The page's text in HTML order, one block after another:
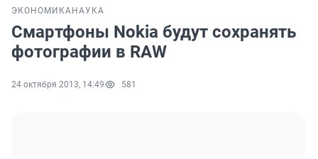
ЭКОНОМИКА НАУКА
Смартфоны Nokia будут сохранять
фотографии в RAW
24 октября 2013, 14:49 581